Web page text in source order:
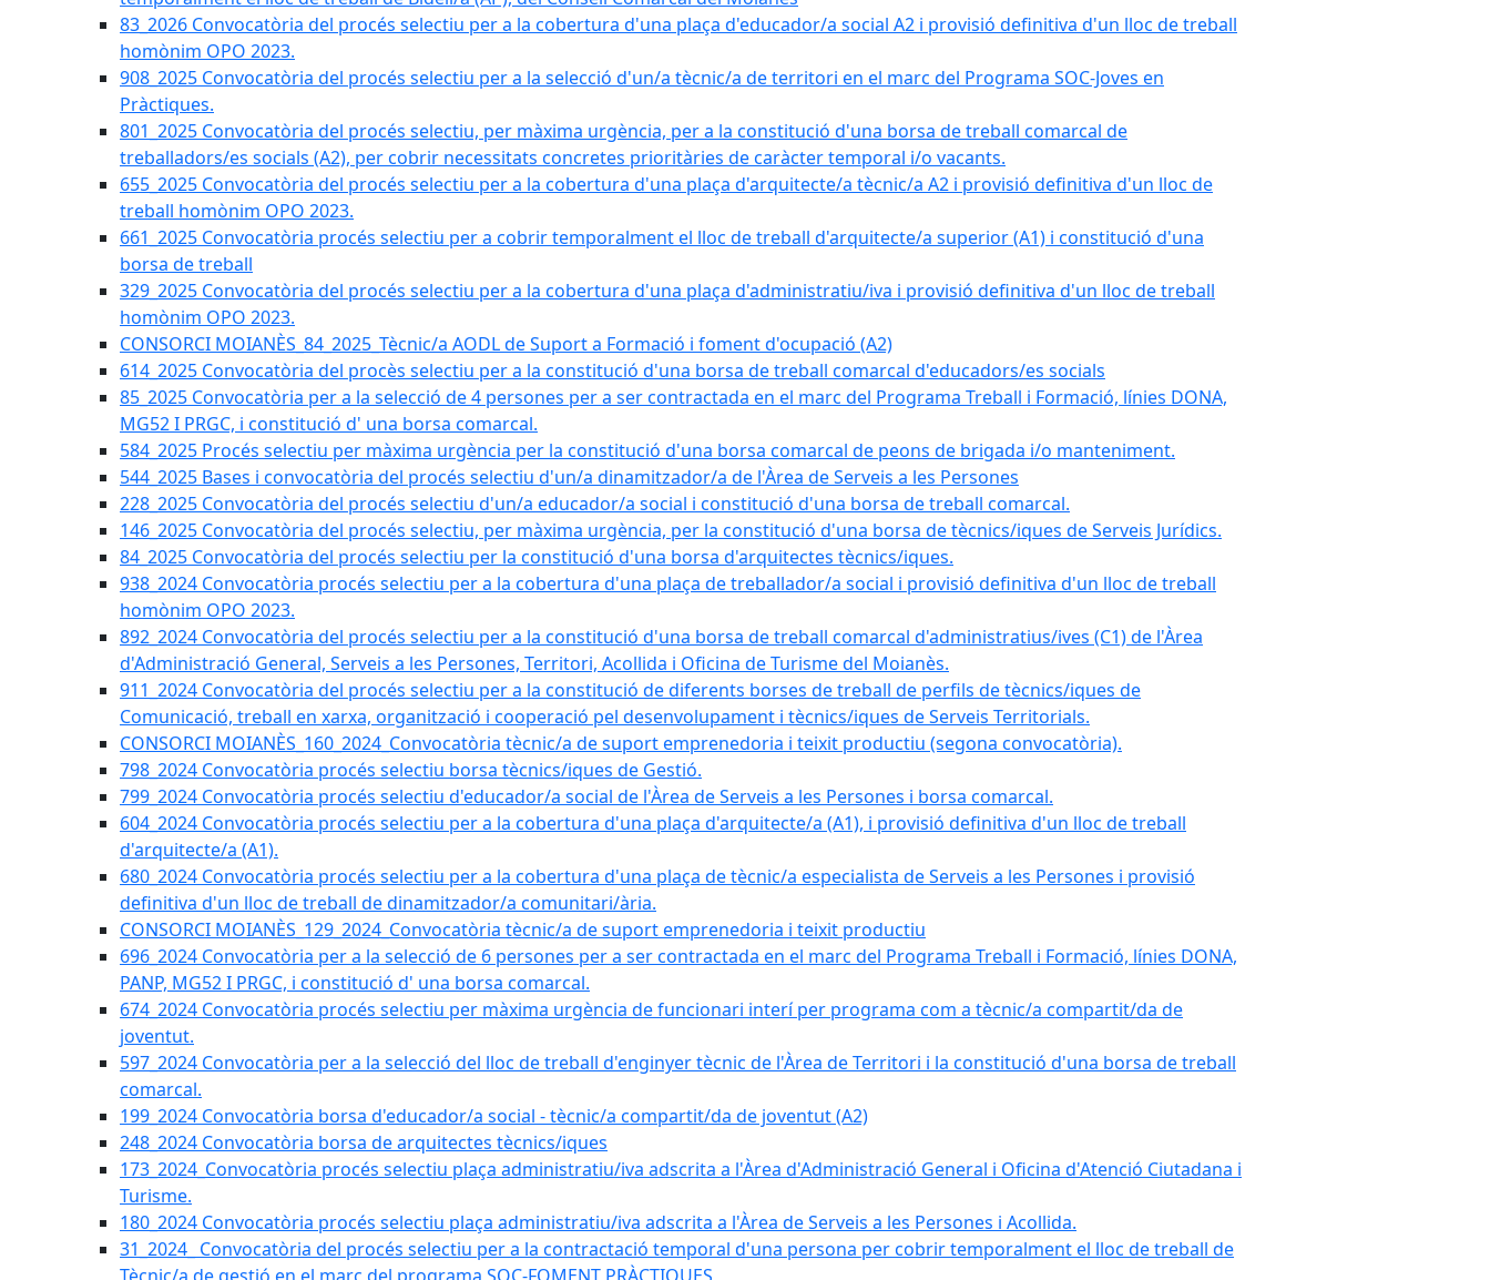
83_2026 Convocatòria del procés selectiu per a la cobertura d'una plaça d'educador/a social A2 i provisió definitiva d'un lloc de treball
homònim OPO 2023.
908_2025 Convocatòria del procés selectiu per a la selecció d'un/a tècnic/a de territori en el marc del Programa SOC-Joves en
Pràctiques.
801_2025 Convocatòria del procés selectiu, per màxima urgència, per a la constitució d'una borsa de treball comarcal de
treballadors/es socials (A2), per cobrir necessitats concretes prioritàries de caràcter temporal i/o vacants.
655_2025 Convocatòria del procés selectiu per a la cobertura d'una plaça d'arquitecte/a tècnic/a A2 i provisió definitiva d'un lloc de
treball homònim OPO 2023.
661_2025 Convocatòria procés selectiu per a cobrir temporalment el lloc de treball d'arquitecte/a superior (A1) i constitució d'una
borsa de treball
329_2025 Convocatòria del procés selectiu per a la cobertura d'una plaça d'administratiu/iva i provisió definitiva d'un lloc de treball
homònim OPO 2023.
CONSORCI MOIANÈS_84_2025_Tècnic/a AODL de Suport a Formació i foment d'ocupació (A2)
614_2025 Convocatòria del procès selectiu per a la constitució d'una borsa de treball comarcal d'educadors/es socials
85_2025 Convocatòria per a la selecció de 4 persones per a ser contractada en el marc del Programa Treball i Formació, línies DONA,
MG52 I PRGC, i constitució d' una borsa comarcal.
584_2025 Procés selectiu per màxima urgència per la constitució d'una borsa comarcal de peons de brigada i/o manteniment.
544_2025 Bases i convocatòria del procés selectiu d'un/a dinamitzador/a de l'Àrea de Serveis a les Persones
228_2025 Convocatòria del procés selectiu d'un/a educador/a social i constitució d'una borsa de treball comarcal.
146_2025 Convocatòria del procés selectiu, per màxima urgència, per la constitució d'una borsa de tècnics/iques de Serveis Jurídics.
84_2025 Convocatòria del procés selectiu per la constitució d'una borsa d'arquitectes tècnics/iques.
938_2024 Convocatòria procés selectiu per a la cobertura d'una plaça de treballador/a social i provisió definitiva d'un lloc de treball
homònim OPO 2023.
892_2024 Convocatòria del procés selectiu per a la constitució d'una borsa de treball comarcal d'administratius/ives (C1) de l'Àrea
d'Administració General, Serveis a les Persones, Territori, Acollida i Oficina de Turisme del Moianès.
911_2024 Convocatòria del procés selectiu per a la constitució de diferents borses de treball de perfils de tècnics/iques de
Comunicació, treball en xarxa, organització i cooperació pel desenvolupament i tècnics/iques de Serveis Territorials.
CONSORCI MOIANÈS_160_2024_Convocatòria tècnic/a de suport emprenedoria i teixit productiu (segona convocatòria).
798_2024 Convocatòria procés selectiu borsa tècnics/iques de Gestió.
799_2024 Convocatòria procés selectiu d'educador/a social de l'Àrea de Serveis a les Persones i borsa comarcal.
604_2024 Convocatòria procés selectiu per a la cobertura d'una plaça d'arquitecte/a (A1), i provisió definitiva d'un lloc de treball
d'arquitecte/a (A1).
680_2024 Convocatòria procés selectiu per a la cobertura d'una plaça de tècnic/a especialista de Serveis a les Persones i provisió
definitiva d'un lloc de treball de dinamitzador/a comunitari/ària.
CONSORCI MOIANÈS_129_2024_Convocatòria tècnic/a de suport emprenedoria i teixit productiu
696_2024 Convocatòria per a la selecció de 6 persones per a ser contractada en el marc del Programa Treball i Formació, línies DONA,
PANP, MG52 I PRGC, i constitució d' una borsa comarcal.
674_2024 Convocatòria procés selectiu per màxima urgència de funcionari interí per programa com a tècnic/a compartit/da de
joventut.
597_2024 Convocatòria per a la selecció del lloc de treball d'enginyer tècnic de l'Àrea de Territori i la constitució d'una borsa de treball
comarcal.
199_2024 Convocatòria borsa d'educador/a social - tècnic/a compartit/da de joventut (A2)
248_2024 Convocatòria borsa de arquitectes tècnics/iques
173_2024_Convocatòria procés selectiu plaça administratiu/iva adscrita a l'Àrea d'Administració General i Oficina d'Atenció Ciutadana i
Turisme.
180_2024 Convocatòria procés selectiu plaça administratiu/iva adscrita a l'Àrea de Serveis a les Persones i Acollida.
31_2024_ Convocatòria del procés selectiu per a la contractació temporal d'una persona per cobrir temporalment el lloc de treball de